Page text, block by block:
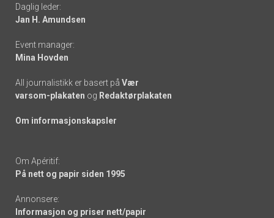
links
Daglig leder:
Jan H. Amundsen
Event manager:
Mina Hovden
All journalistikk er basert på Vær
varsom-plakaten og Redaktørplakaten
Om informasjonskapsler
Om Apéritif:
På nett og papir siden 1995
Annonsere:
Informasjon og priser nett/papir